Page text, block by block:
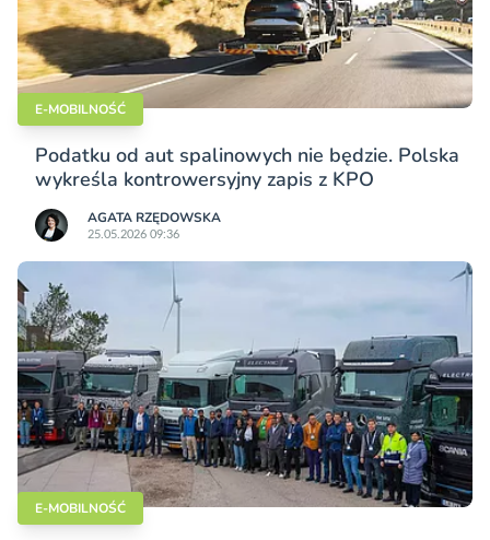
E-MOBILNOŚĆ
Podatku od aut spalinowych nie będzie. Polska
wykreśla kontrowersyjny zapis z KPO
AGATA RZĘDOWSKA
25.05.2026 09:36
E-MOBILNOŚĆ